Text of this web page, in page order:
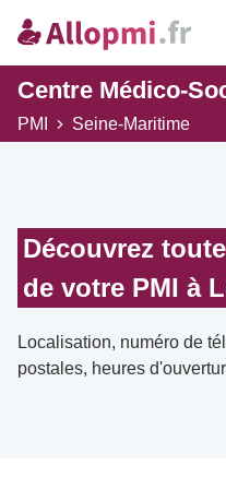
Centre Médico-
PMI Seine-Maritime
Découvrez
de votre PMI à
Localisation, numéro de
postales, heures